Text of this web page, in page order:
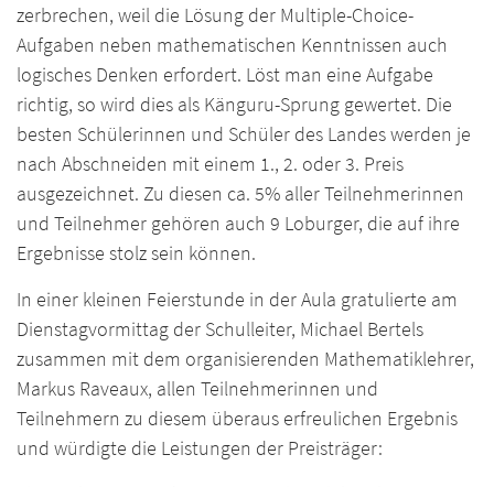
zerbrechen, weil die Lösung der Multiple-Choice-
Aufgaben neben mathematischen Kenntnissen auch
logisches Denken erfordert. Löst man eine Aufgabe
richtig, so wird dies als Känguru-Sprung gewertet. Die
besten Schülerinnen und Schüler des Landes werden je
nach Abschneiden mit einem 1., 2. oder 3. Preis
ausgezeichnet. Zu diesen ca. 5% aller Teilnehmerinnen
und Teilnehmer gehören auch 9 Loburger, die auf ihre
Ergebnisse stolz sein können.
In einer kleinen Feierstunde in der Aula gratulierte am
Dienstagvormittag der Schulleiter, Michael Bertels
zusammen mit dem organisierenden Mathematiklehrer,
Markus Raveaux, allen Teilnehmerinnen und
Teilnehmern zu diesem überaus erfreulichen Ergebnis
und würdigte die Leistungen der Preisträger: